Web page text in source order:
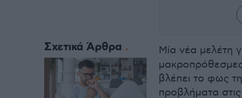
Μία νέα μελέτη
βλέπει το φως
προβλήματα
Σχετικά Άρθρα